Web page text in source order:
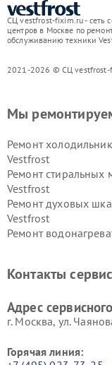
СЦ vestfrost-fixim.ru - сеть
центров в Москве по
обслуживанию техники
2021-2026 © СЦ vestfrost-
Мы
Ремонт
Vestfrost
Ремонт стиральных
Vestfrost
Ремонт духовых
Vestfrost
Ремонт
Vestfrost
Контакты
Адрес
г. Москва, ул.
Горячая линия: